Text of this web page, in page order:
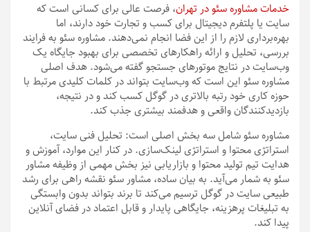
خدمات مشاوره سئو در تهران، فرصت عالی برای کسانی است که
سایت یا پلتفرم دیجیتال برای کسب و تجارت خود دارند، اما
بهره‌برداری لازم را از این فضا انجام نمی‌دهند. مشاوره سئو به فرایند
بررسی، تحلیل و ارائه راهکارهای تخصصی برای بهبود جایگاه یک
وب‌سایت در نتایج موتورهای جستجو گفته می‌شود. هدف اصلی
مشاوره سئو این است که وب‌سایت بتواند در کلمات کلیدی مرتبط با
حوزه کاری خود رتبه بالاتری در گوگل کسب کند و در نتیجه،
بازدیدکنندگان واقعی و هدفمند بیشتری جذب کند.
مشاوره سئو شامل سه بخش اصلی است: تحلیل فنی سایت،
استراتژی محتوا و استراتژی لینک‌سازی. در کنار این موارد، آموزش و
هدایت تیم تولید محتوا و بازاریابی نیز بخش مهمی از وظیفه مشاور
سئو به شمار می‌آید. به بیان ساده، مشاور سئو نقشه راهی برای رشد
طبیعی سایت در گوگل ترسیم می‌کند تا برند بتواند بدون وابستگی
به تبلیغات پرهزینه، جایگاهی پایدار و قابل اعتماد در فضای آنلاین
پیدا کند.